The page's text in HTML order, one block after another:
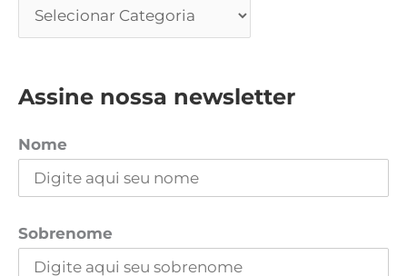
Assine nossa newsletter
Nome
Sobrenome